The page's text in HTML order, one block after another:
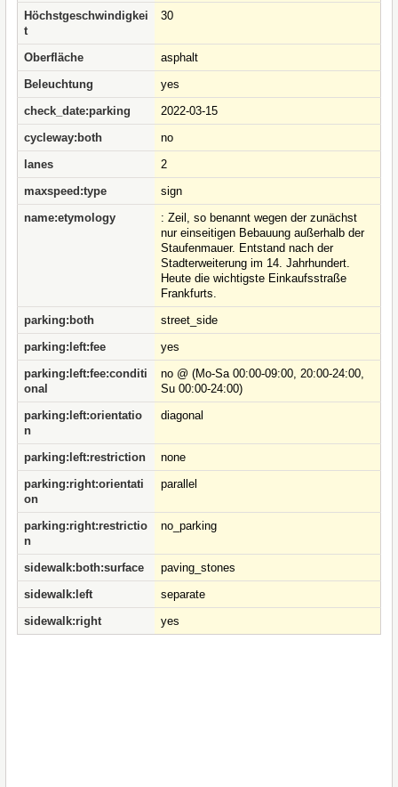
Höchstgeschwindigkei
t
30
Oberfläche
asphalt
Beleuchtung
yes
check_date:parking
2022-03-15
cycleway:both
no
lanes
2
maxspeed:type
sign
name:etymology
: Zeil, so benannt wegen der zunächst
nur einseitigen Bebauung außerhalb der
Staufenmauer. Entstand nach der
Stadterweiterung im 14. Jahrhundert.
Heute die wichtigste Einkaufsstraße
Frankfurts.
parking:both
street_side
parking:left:fee
yes
parking:left:fee:conditi
onal
no @ (Mo-Sa 00:00-09:00, 20:00-24:00,
Su 00:00-24:00)
parking:left:orientatio
n
diagonal
parking:left:restriction
none
parking:right:orientati
on
parallel
parking:right:restrictio
n
no_parking
sidewalk:both:surface
paving_stones
sidewalk:left
separate
sidewalk:right
yes